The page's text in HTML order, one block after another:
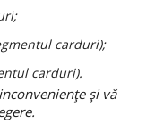
carduri);
carduri).
și vă